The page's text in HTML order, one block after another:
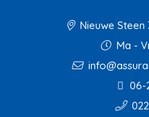
Nieuwe Steen
Ma -
06-